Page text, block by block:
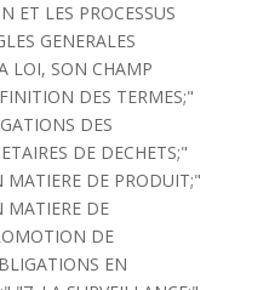
ET LES PROCESSUS
GENERALES
LOI, SON CHAMP
DES TERMES;"
DES
DE DECHETS;"
MATIERE DE PRODUIT;"
MATIERE DE
DE
EN